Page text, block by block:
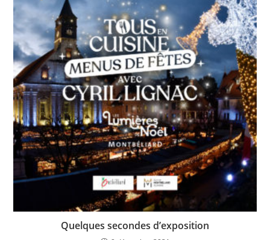
Quelques secondes d’exposition